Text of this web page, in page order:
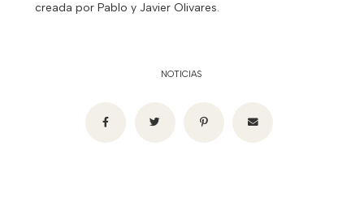
creada por Pablo y Javier Olivares.
NOTICIAS